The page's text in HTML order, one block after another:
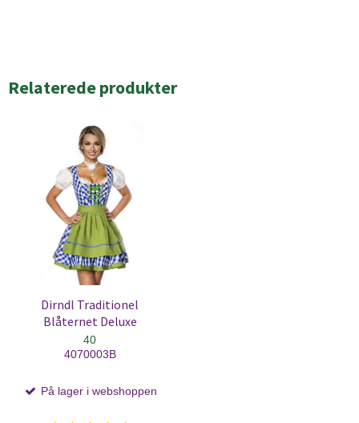
Relaterede produkter
Dirndl Traditionel
Blåternet Deluxe
40
4070003B
På lager i webshoppen